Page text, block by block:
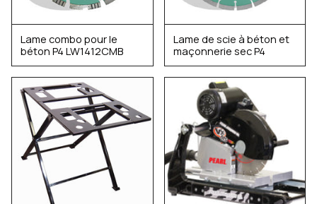
Lame combo pour le
béton P4 LW1412CMB
Lame de scie à béton et
maçonnerie sec P4